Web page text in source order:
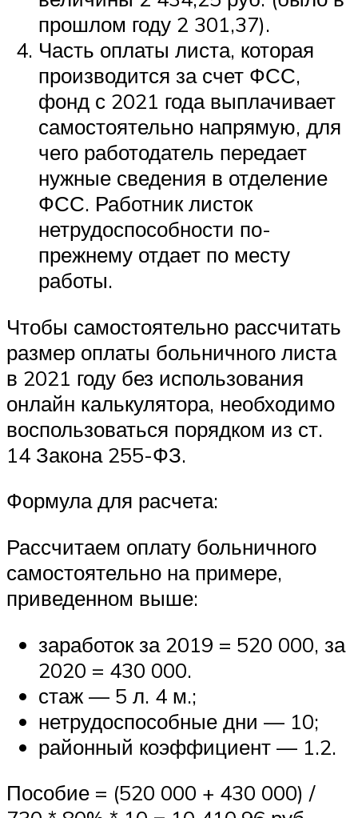
прошлом году 2 301,37).
Часть оплаты листа, которая
производится за счет ФСС,
фонд с 2021 года выплачивает
самостоятельно напрямую, для
чего работодатель передает
нужные сведения в отделение
ФСС. Работник листок
нетрудоспособности по-
прежнему отдает по месту
работы.
Чтобы самостоятельно рассчитать
размер оплаты больничного листа
в 2021 году без использования
онлайн калькулятора, необходимо
воспользоваться порядком из ст.
14 Закона 255-ФЗ.
Формула для расчета:
Рассчитаем оплату больничного
самостоятельно на примере,
приведенном выше:
заработок за 2019 = 520 000, за
2020 = 430 000.
стаж — 5 л. 4 м.;
нетрудоспособные дни — 10;
районный коэффициент — 1.2.
Пособие = (520 000 + 430 000) /